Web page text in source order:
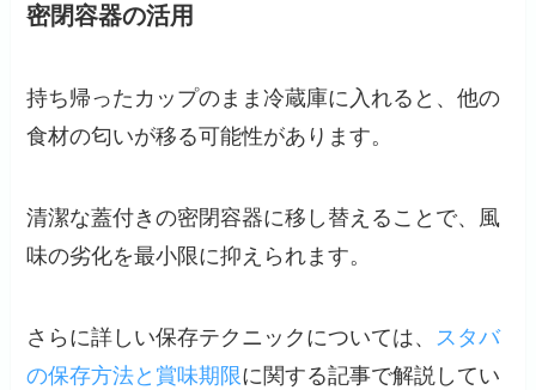
密閉容器の活用
持ち帰ったカップのまま冷蔵庫に入れると、他の
食材の匂いが移る可能性があります。
清潔な蓋付きの密閉容器に移し替えることで、風
味の劣化を最小限に抑えられます。
さらに詳しい保存テクニックについては、
スタバ
の保存方法と賞味期限に関する記事で解説してい